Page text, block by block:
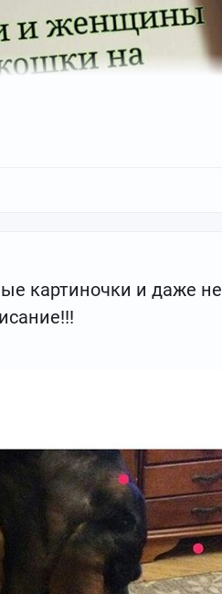
картиночки и даже не